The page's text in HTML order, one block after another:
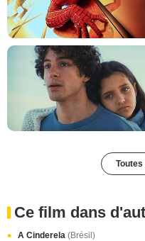
Ce film dans
A Cinderela (Brésil)